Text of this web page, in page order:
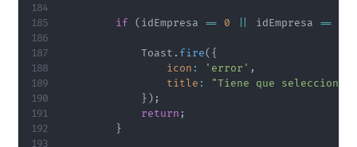
if ( idEmpresa == 0 idEmpresa ==
            Toast
. fire( {
icon : 'error' ,
title :
"Tiene que seleccionar
} ) ;
return ;
}